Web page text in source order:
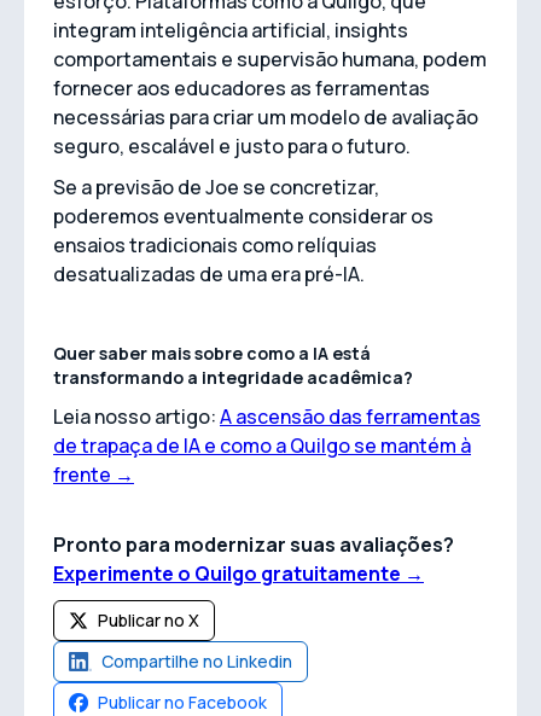
integram inteligência artificial, insights
comportamentais e supervisão humana, podem
fornecer aos educadores as ferramentas
necessárias para criar um modelo de avaliação
seguro, escalável e justo para o futuro.
Se a previsão de Joe se concretizar,
poderemos eventualmente considerar os
ensaios tradicionais como relíquias
desatualizadas de uma era pré-IA.
Quer saber mais sobre como a IA está
transformando a integridade acadêmica?
Leia nosso artigo:A ascensão das ferramentas
de trapaça de IA e como a Quilgo se mantém à
frente →
Pronto para modernizar suas avaliações?
Experimente o Quilgo gratuitamente →
Publicar no X
Compartilhe no Linkedin
Publicar no Facebook